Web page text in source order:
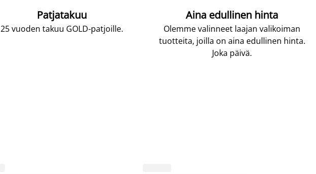
Patjatakuu
25 vuoden takuu GOLD-patjoille.
Aina edullinen hinta
Olemme valinneet laajan valikoiman
tuotteita, joilla on aina edullinen hinta.
Joka päivä.